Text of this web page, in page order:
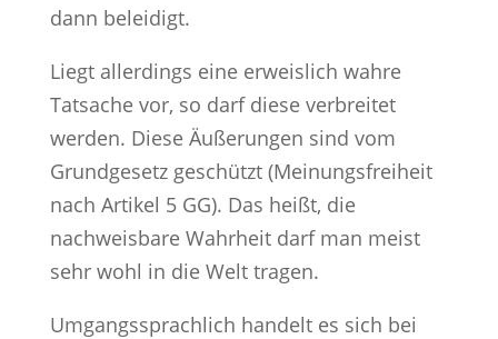
dann beleidigt.
Liegt allerdings eine erweislich wahre
Tatsache vor, so darf diese verbreitet
werden. Diese Äußerungen sind vom
Grundgesetz geschützt (Meinungsfreiheit
nach Artikel 5 GG). Das heißt, die
nachweisbare Wahrheit darf man meist
sehr wohl in die Welt tragen.
Umgangssprachlich handelt es sich bei